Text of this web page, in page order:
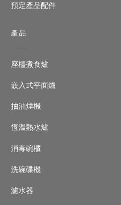
預定產品配件
產品
座檯煮食爐
嵌入式平面爐
抽油煙機
恆溫熱水爐
消毒碗櫃
洗碗碟機
濾水器